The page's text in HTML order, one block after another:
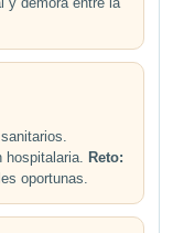
hospitalaria. Reto:
oportunas.